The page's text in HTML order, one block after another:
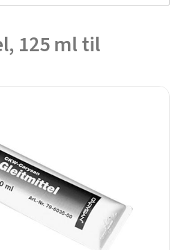
125 ml til